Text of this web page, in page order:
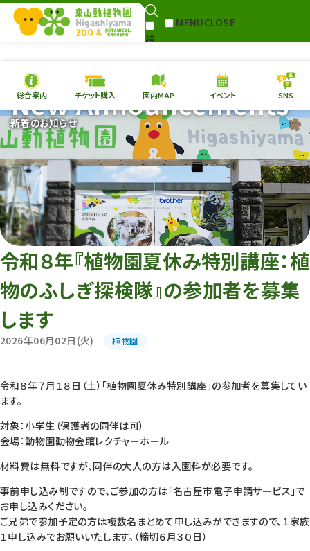
検
MENUCLOSE
本日の開園情報 チケ
園内MAP イベント
総合案内
動物園 植物園
再生プラン
東山動植物園
への支援
環境教育
サイトマップ
総合案内 チケット購入 園内MAP イベント SNS
新着のお知らせ
New Announcements
令和８年『植物園夏休み特別講座：植
物のふしぎ探検隊』の参加者を募集
します
2026年06月02日(火) 植物園
令和８年７月１８日（土）「植物園夏休み特別講座」の参加者を募集してい
ます。
対象：小学生（保護者の同伴は可）
会場：動物園動物会館レクチャーホール
材料費は無料ですが、同伴の大人の方は入園料が必要です。
事前申し込み制ですので、ご参加の方は「名古屋市電子申請サービス」で
お申し込みください。
ご兄弟で参加予定の方は複数名まとめて申し込みができますので、１家族
１申し込みでお願いいたします。（締切６月３０日）